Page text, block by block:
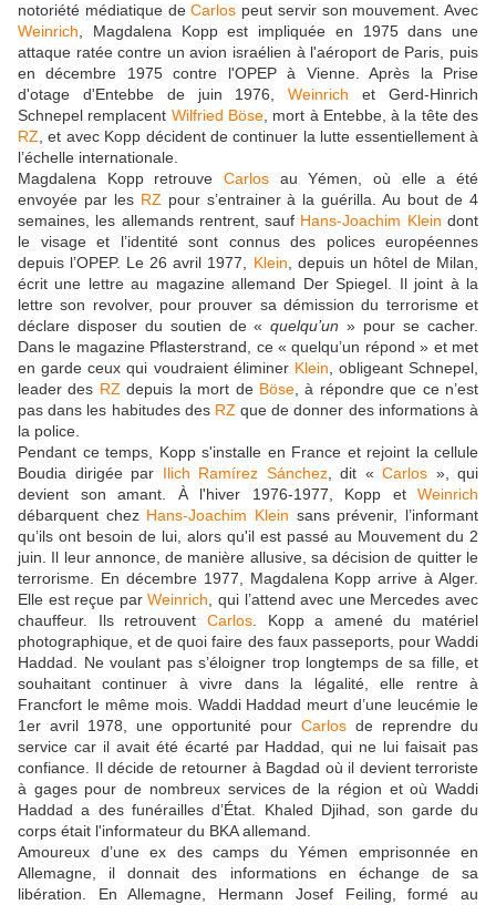
notoriété médiatique deCarlos peut servir son mouvement. Avec
Weinrich, Magdalena Kopp est impliquée en 1975 dans une
attaque ratée contre un avion israélien à l'aéroport de Paris, puis
en décembre 1975 contre l'OPEP à Vienne. Après la Prise
d'otage d'Entebbe de juin 1976,Weinrich et Gerd-Hinrich
Schnepel remplacent Wilfried Böse, mort à Entebbe, à la tête des
RZ, et avec Kopp décident de continuer la lutte essentiellement à
l’échelle internationale.
Magdalena Kopp retrouve Carlos au Yémen, où elle a été
envoyée par les RZpour s’entrainer à la guérilla. Au bout de 4
semaines, les allemands rentrent, sauf Hans-Joachim Klein dont
le visage et l’identité sont connus des polices européennes
depuis l’OPEP. Le 26 avril 1977, Klein, depuis un hôtel de Milan,
écrit une lettre au magazine allemand Der Spiegel. Il joint à la
lettre son revolver, pour prouver sa démission du terrorisme et
déclare disposer du soutien de «quelqu’un » pour se cacher.
Dans le magazine Pflasterstrand, ce « quelqu’un répond » et met
en garde ceux qui voudraient éliminer Klein, obligeant Schnepel,
leader des RZdepuis la mort de Böse, à répondre que ce n’est
pas dans les habitudes des RZque de donner des informations à
la police.
Pendant ce temps, Kopp s'installe en France et rejoint la cellule
Boudia dirigée par Ilich Ramírez Sánchez, dit « Carlos », qui
devient son amant. À l'hiver 1976-1977, Kopp et Weinrich
débarquent chez Hans-Joachim Klein sans prévenir, l’informant
qu’ils ont besoin de lui, alors qu'il est passé au Mouvement du 2
juin. Il leur annonce, de manière allusive, sa décision de quitter le
terrorisme. En décembre 1977, Magdalena Kopp arrive à Alger.
Elle est reçue parWeinrich, qui l’attend avec une Mercedes avec
chauffeur. Ils retrouvent Carlos. Kopp a amené du matériel
photographique, et de quoi faire des faux passeports, pour Waddi
Haddad. Ne voulant pas s’éloigner trop longtemps de sa fille, et
souhaitant continuer à vivre dans la légalité, elle rentre à
Francfort le même mois. Waddi Haddad meurt d’une leucémie le
1er avril 1978, une opportunité pour Carlos de reprendre du
service car il avait été écarté par Haddad, qui ne lui faisait pas
confiance. Il décide de retourner à Bagdad où il devient terroriste
à gages pour de nombreux services de la région et où Waddi
Haddad a des funérailles d’État. Khaled Djihad, son garde du
corps était l'informateur du BKA allemand.
Amoureux d’une ex des camps du Yémen emprisonnée en
Allemagne, il donnait des informations en échange de sa
libération. En Allemagne, Hermann Josef Feiling, formé au